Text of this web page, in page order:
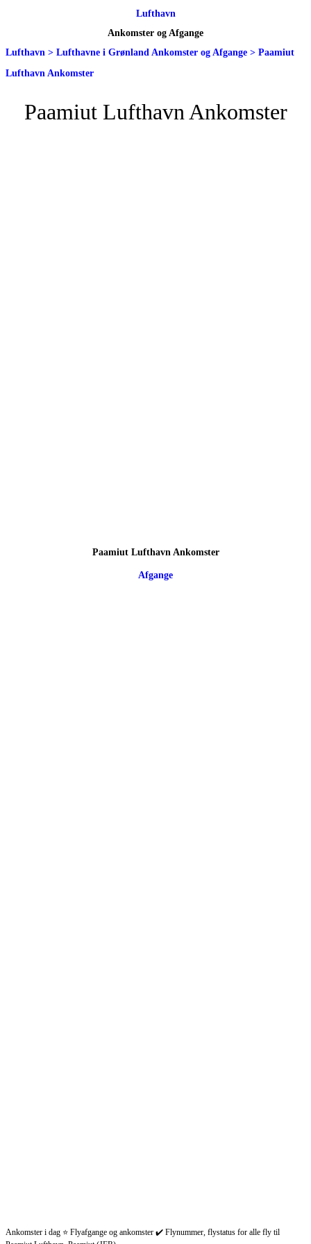
Lufthavn
Ankomster og Afgange
Lufthavn > Lufthavne i Grønland Ankomster og Afgange > Paamiut
Lufthavn Ankomster
Paamiut Lufthavn Ankomster
Paamiut Lufthavn Ankomster
Afgange
Ankomster i dag ⭐ Flyafgange og ankomster ✔️ Flynummer, flystatus for alle fly til